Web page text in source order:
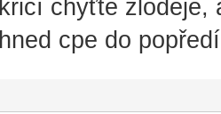
křičí chyťte zloděje,
hned cpe do